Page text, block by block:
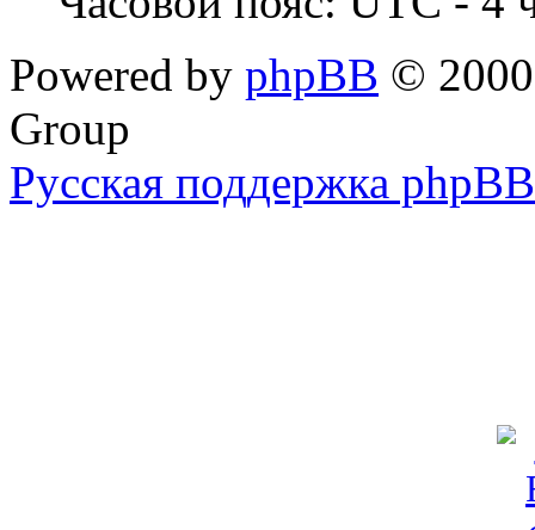
Powered by phpBB ©
Group
Русская поддержка phpBB